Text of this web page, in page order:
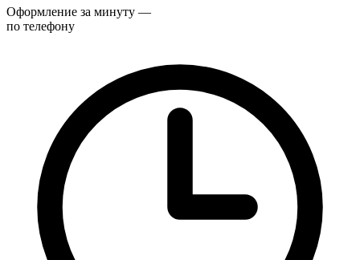
Оформление за минуту —
по телефону